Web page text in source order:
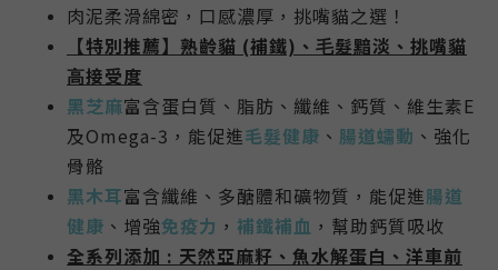
肉泥柔滑綿密，口感濃厚， 挑嘴貓之選！
【特別推薦】 熟齡貓 (補鐵)、⽑髮黯淡、挑嘴貓
⾼接受度
黑芝麻富含蛋白質、脂肪、纖維、鈣質、維生素E
及Omega-3，能促進毛髮健康 、 腸道蠕動 、強化
骨骼
黑木耳富含纖維、多醣體和礦物質，能促進腸道
健康 、增強免疫力 ， 補鐵補血 ，幫助鈣質吸收
全系列添加 : 天然亞麻籽、魚水解蛋白、洋車前